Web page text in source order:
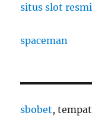
situs slot resmi
spaceman
sbobet,